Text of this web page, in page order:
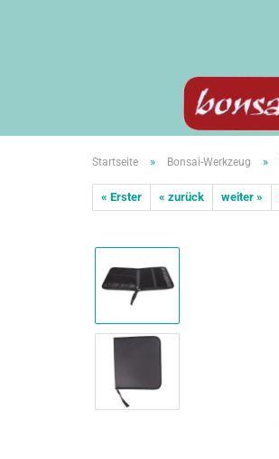
Startseite » Bonsai-Werkzeug »
« Erster « zurück weiter »